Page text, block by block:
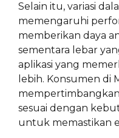
Selain itu, variasi
memengaruhi
memberikan daya
sementara lebar
aplikasi yang
lebih. Konsumen di
sesuai dengan
untuk memastikan